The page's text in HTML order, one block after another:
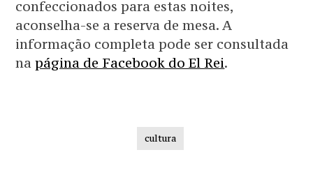
confeccionados para estas noites,
aconselha-se a reserva de mesa. A
informação completa pode ser consultada
napágina de Facebook do El Rei.
cultura